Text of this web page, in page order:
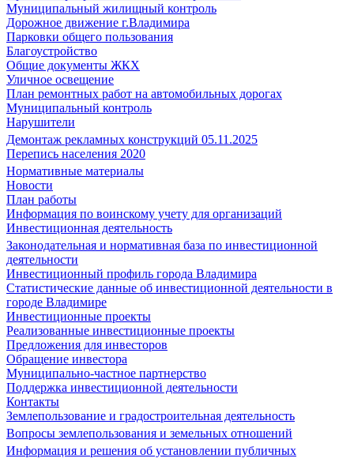
Муниципальный жилищный контроль
Дорожное движение г.Владимира
Парковки общего пользования
Благоустройство
Общие документы ЖКХ
Уличное освещение
План ремонтных работ на автомобильных дорогах
Муниципальный контроль
Нарушители
Демонтаж рекламных конструкций 05.11.2025
Перепись населения 2020
Нормативные материалы
Новости
План работы
Информация по воинскому учету для организаций
Инвестиционная деятельность
Законодательная и нормативная база по инвестиционной
деятельности
Инвестиционный профиль города Владимира
Статистические данные об инвестиционной деятельности в
городе Владимире
Инвестиционные проекты
Реализованные инвестиционные проекты
Предложения для инвесторов
Обращение инвестора
Муниципально-частное партнерство
Поддержка инвестиционной деятельности
Контакты
Землепользование и градостроительная деятельность
Вопросы землепользования и земельных отношений
Информация и решения об установлении публичных